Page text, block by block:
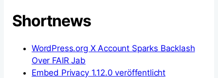
Shortnews
WordPress.org X Account Sparks Backlash
Over FAIR Jab
Embed Privacy 1.12.0 veröffentlicht